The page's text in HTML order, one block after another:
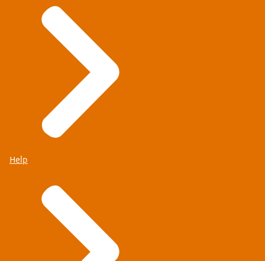
Help